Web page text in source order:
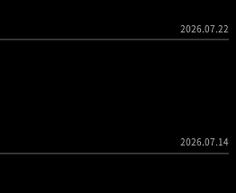
2026.07.22
2026.07.14